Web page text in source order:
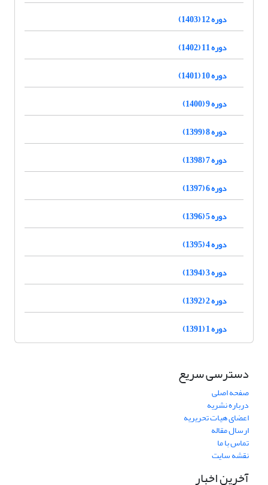
دوره 12 (1403)
دوره 11 (1402)
دوره 10 (1401)
دوره 9 (1400)
دوره 8 (1399)
دوره 7 (1398)
دوره 6 (1397)
دوره 5 (1396)
دوره 4 (1395)
دوره 3 (1394)
دوره 2 (1392)
دوره 1 (1391)
دسترسی سریع
صفحه اصلی
درباره نشریه
اعضای هیات تحریریه
ارسال مقاله
تماس با ما
نقشه سایت
آخرین اخبار